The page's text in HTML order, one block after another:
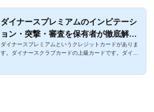
ダイナースプレミアムのインビテーシ
ョン・突撃・審査を保有者が徹底解
説！2026年最新
ダイナースプレミアムというクレジットカードがありま
す。ダイナースクラブカードの上級カードです。ダイナ